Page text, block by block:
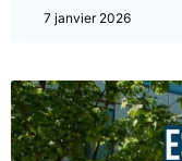
7 janvier 2026